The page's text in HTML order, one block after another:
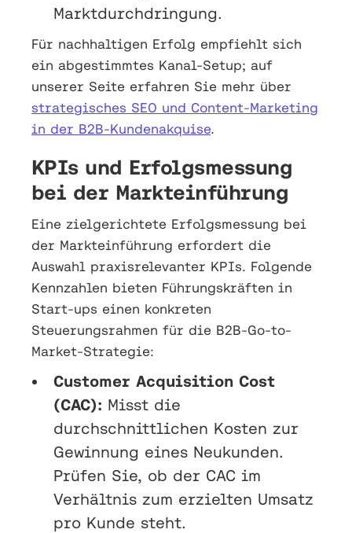
Marktdurchdringung.
Für nachhaltigen Erfolg empfiehlt sich
ein abgestimmtes Kanal-Setup; auf
unserer Seite erfahren Sie mehr über
strategisches SEO und Content-Marketing
in der B2B-Kundenakquise.
KPIs und Erfolgsmessung
bei der Markteinführung
Eine zielgerichtete Erfolgsmessung bei
der Markteinführung erfordert die
Auswahl praxisrelevanter KPIs. Folgende
Kennzahlen bieten Führungskräften in
Start-ups einen konkreten
Steuerungsrahmen für die B2B-Go-to-
Market-Strategie:
Customer Acquisition Cost
(CAC): Misst die
durchschnittlichen Kosten zur
Gewinnung eines Neukunden.
Prüfen Sie, ob der CAC im
Verhältnis zum erzielten Umsatz
pro Kunde steht.